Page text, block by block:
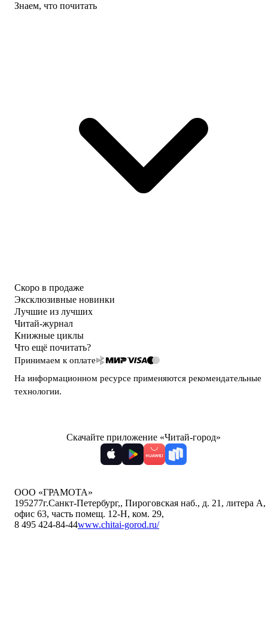
Знаем, что почитать
Скоро в продаже
Эксклюзивные новинки
Лучшие из лучших
Читай-журнал
Книжные циклы
Что ещё почитать?
Принимаем к оплате
На информационном ресурсе применяются рекомендательные
технологии.
Скачайте приложение «Читай-город»
ООО «ГРАМОТА»
195277г.Санкт-Петербург,, Пироговская наб., д. 21, литера А,
офис 63, часть помещ. 12-Н, ком. 29,
8 495 424-84-44www.chitai-gorod.ru/